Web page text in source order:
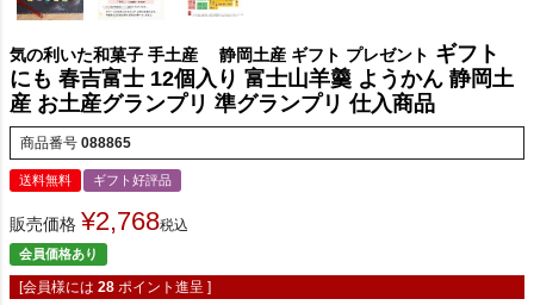
気の利いた和菓子 手土産 静岡土産 ギフト プレゼント ギフト
にも 春吉富士 12個入り 富士山羊羹 ようかん 静岡土
産 お土産グランプリ 準グランプリ 仕入商品
商品番号 088865
送料無料 ギフト好評品
販売価格 ¥2,768税込
会員価格あり
[会員様には 28 ポイント進呈 ]